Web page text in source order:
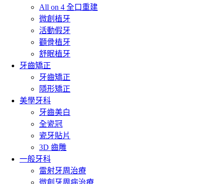
All on 4 全口重建
微創植牙
活動假牙
顴骨植牙
舒眠植牙
牙齒矯正
牙齒矯正
隱形矯正
美學牙科
牙齒美白
全瓷冠
瓷牙貼片
3D 齒雕
一般牙科
雷射牙周治療
微創牙周病治療